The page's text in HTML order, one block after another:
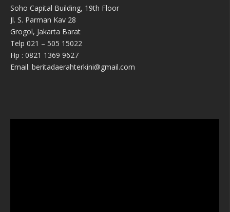
Soho Capital Building, 19th Floor
Jl. S. Parman Kav 28
Grogol, Jakarta Barat
Telp 021 – 505 15022
Hp : 0821 1369 9627
Email: beritadaerahterkini@gmail.com